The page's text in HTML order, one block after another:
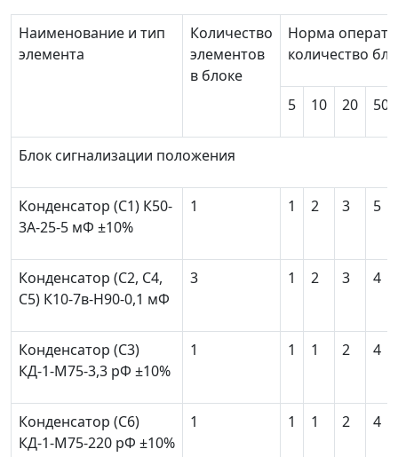
Наименование и тип
элемента
Количество
элементов
в блоке
Норма
количество
5 10 20 50
Блок сигнализации положения
Конденсатор (С1) К50-
3A-25-5 мФ ±10%
1 1 2 3 5
Конденсатор (С2, С4,
С5) К10-7в-Н90-0,1 мФ
3 1 2 3 4
Конденсатор (С3)
КД-1-М75-3,3 рФ ±10%
1 1 1 2 4
Конденсатор (С6)
КД-1-М75-220 рФ ±10%
1 1 1 2 4